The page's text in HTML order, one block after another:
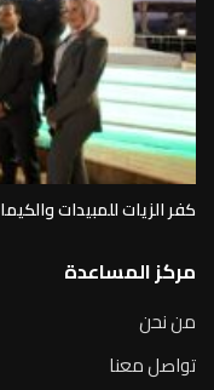
كفر الزيات للمبيدات
مركز المساعدة
من نحن
تواصل معنا